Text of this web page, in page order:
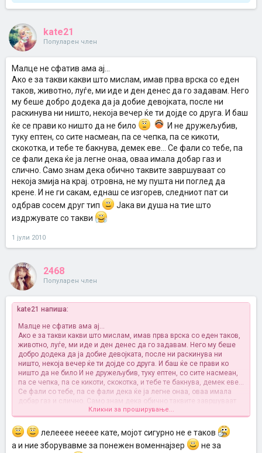
kate21
Популарен член
Малце не сфатив ама ај...
Ако е за такви какви што мислам, имав прва врска со еден
таков, животно, луѓе, ми иде и ден денес да го задавам. Него
му беше добро додека да ја добие девојката, после ни
раскинува ни ништо, некоја вечер ќе ти дојде со друга. И баш
ќе се прави ко ништо да не било
И не дружељубив,
туку ептен, со сите насмеан, па се чепка, па се кикоти,
скокотка, и тебе те бакнува, демек еве... Се фали со тебе, па
се фали дека ќе ја легне онаа, оваа имала добар газ и
слично. Само знам дека обично таквите завршуваат со
некоја змија на крај. отровна, не му пушта ни поглед да
крене. И не ги сакам, еднаш се изгорев, следниот пат си
одбрав сосем друг тип
Јака ви душа на тие што
издржувате со такви
1 јули 2010
2468
Популарен член
kate21 напиша:
Малце не сфатив ама ај...
Ако е за такви какви што мислам, имав прва врска со еден таков,
животно, луѓе, ми иде и ден денес да го задавам. Него му беше
добро додека да ја добие девојката, после ни раскинува ни
ништо, некоја вечер ќе ти дојде со друга. И баш ќе се прави ко
ништо да не било И не дружељубив, туку ептен, со сите насмеан,
па се чепка, па се кикоти, скокотка, и тебе те бакнува, демек еве...
Се фали со тебе, па се фали дека ќе ја легне онаа, оваа имала
добар газ и слично. Само знам дека обично таквите завршуваат
со некоја змија на крај. отровна, не му пушта ни поглед да крене.
И не ги сакам, еднаш се изгорев, следниот пат си одбрав сосем
друг типЈака ви душа на тие што издржувате со такви
Кликни за проширување...
лелееее нееее кате, мојот сигурно не е таков
а и ние зборувавме за понежен воменнајзер
не за